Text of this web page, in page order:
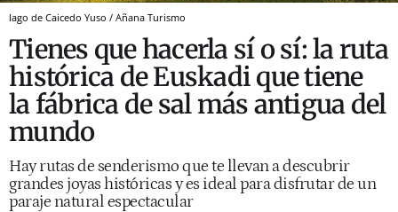
lago de Caicedo Yuso / Añana Turismo
Tienes que hacerla sí o sí: la ruta
histórica de Euskadi que tiene
la fábrica de sal más antigua del
mundo
Hay rutas de senderismo que te llevan a descubrir
grandes joyas históricas y es ideal para disfrutar de un
paraje natural espectacular